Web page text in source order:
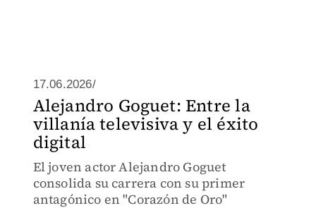
17.06.2026/
Alejandro Goguet: Entre la
villanía televisiva y el éxito
digital
El joven actor Alejandro Goguet
consolida su carrera con su primer
antagónico en "Corazón de Oro"